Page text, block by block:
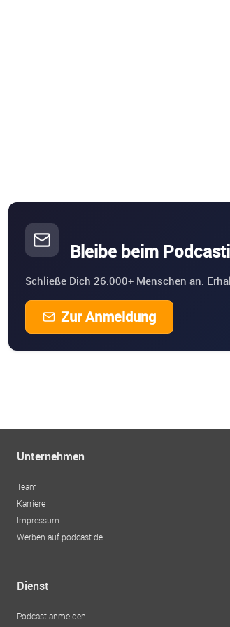
Bleibe beim
Schließe Dich 26.000+ Menschen an.
Zur Anmeldung
Unternehmen
Team
Karriere
Impressum
Werben auf podcast.de
Dienst
Podcast anmelden